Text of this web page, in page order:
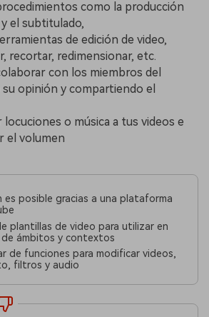
como la producción
el subtitulado,
de edición de video,
recortar, redimensionar, etc.
con los miembros del
opinión y compartiendo el
locuciones o música a tus videos e
el volumen
es posible gracias a una plataforma
plantillas de video para utilizar en
ámbitos y contextos
de funciones para modificar videos,
filtros y audio